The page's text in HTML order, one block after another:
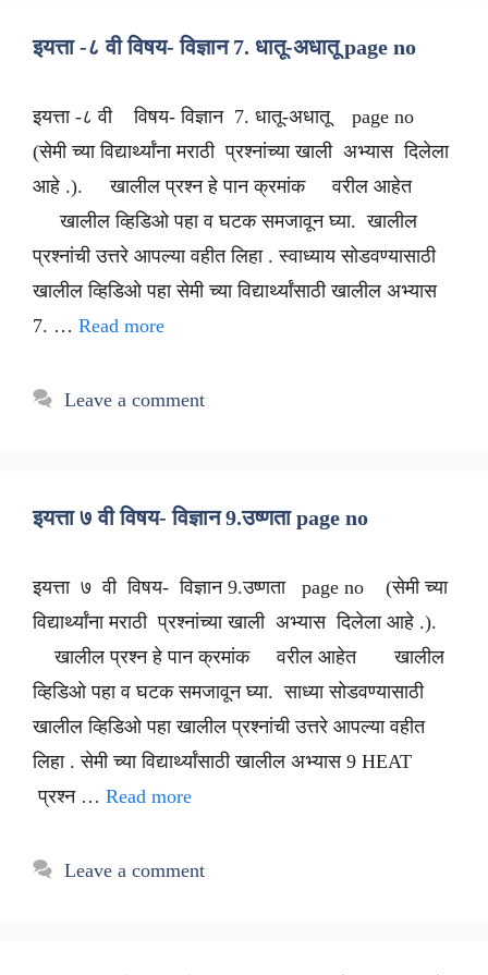
इयत्ता -८ वी विषय- विज्ञान 7. धातू-अधातू page no
इयत्ता -८ वी विषय- विज्ञान 7. धातू-अधातू page no
(सेमी च्या विद्यार्थ्यांना मराठी प्रश्नांच्या खाली अभ्यास दिलेला
आहे .). खालील प्रश्न हे पान क्रमांक वरील आहेत
खालील व्हिडिओ पहा व घटक समजावून घ्या. खालील
प्रश्नांची उत्तरे आपल्या वहीत लिहा . स्वाध्याय सोडवण्यासाठी
खालील व्हिडिओ पहा सेमी च्या विद्यार्थ्यांसाठी खालील अभ्यास
7. … Read more
Leave a comment
इयत्ता ७ वी विषय- विज्ञान 9.उष्णता page no
इयत्ता ७ वी विषय- विज्ञान 9.उष्णता page no (सेमी च्या
विद्यार्थ्यांना मराठी प्रश्नांच्या खाली अभ्यास दिलेला आहे .).
खालील प्रश्न हे पान क्रमांक वरील आहेत खालील
व्हिडिओ पहा व घटक समजावून घ्या. साध्या सोडवण्यासाठी
खालील व्हिडिओ पहा खालील प्रश्नांची उत्तरे आपल्या वहीत
लिहा . सेमी च्या विद्यार्थ्यांसाठी खालील अभ्यास 9 HEAT
प्रश्न … Read more
Leave a comment